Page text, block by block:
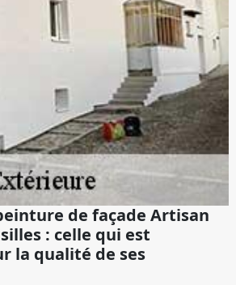
de façade Artisan
: celle qui est
la qualité de ses